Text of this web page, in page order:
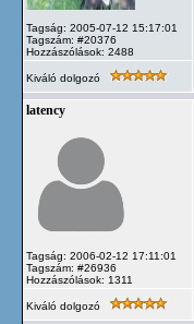
Tagság: 2005-07-12 15:17:01
Tagszám: #20376
Hozzászólások: 2488
Kiváló dolgozó
latency
Tagság: 2006-02-12 17:11:01
Tagszám: #26936
Hozzászólások: 1311
Kiváló dolgozó